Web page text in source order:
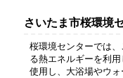
さいたま市桜環境
桜環境センターでは
る熱エネルギーを利
使用し、大浴場やウォ